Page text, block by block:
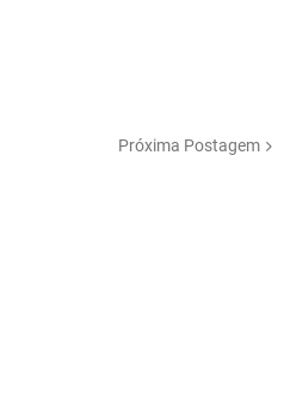
Próxima Postagem